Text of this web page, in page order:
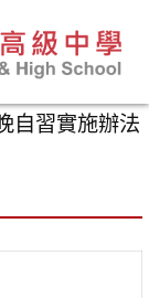
自習實施辦法